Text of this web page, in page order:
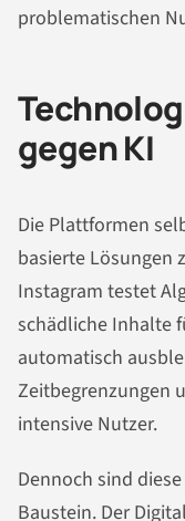
problematischen
gegen KI
Die Plattformen
basierte Lösungen
Instagram testet
schädliche Inhalte
automatisch
Zeitbegrenzungen
intensive Nutzer.
Dennoch sind
Baustein. Der